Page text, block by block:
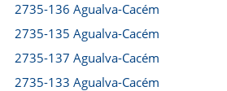
2735-136 Agualva-Cacém
2735-135 Agualva-Cacém
2735-137 Agualva-Cacém
2735-133 Agualva-Cacém